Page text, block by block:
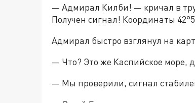
— Адмирал Килби! — кричал в
Получен сигнал! Координаты
Адмирал быстро взглянул на
— Что? Это же Каспийское море,
— Мы проверили, сигнал